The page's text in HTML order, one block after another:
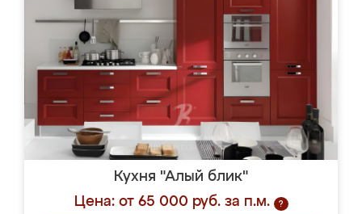
Кухня "Алый блик"
Цена: от 65 000 руб. за п.м.
?